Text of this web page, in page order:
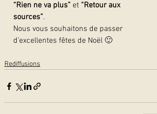
“Rien ne va plus” et “Retour aux
sources”.
Nous vous souhaitons de passer
d’excellentes fêtes de Noël 🙂
Rediffusions